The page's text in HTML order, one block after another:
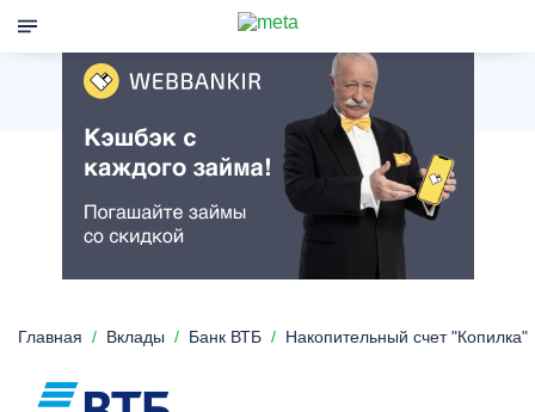
Главная Вклады Банк ВТБ Накопительный счет "Копилка"